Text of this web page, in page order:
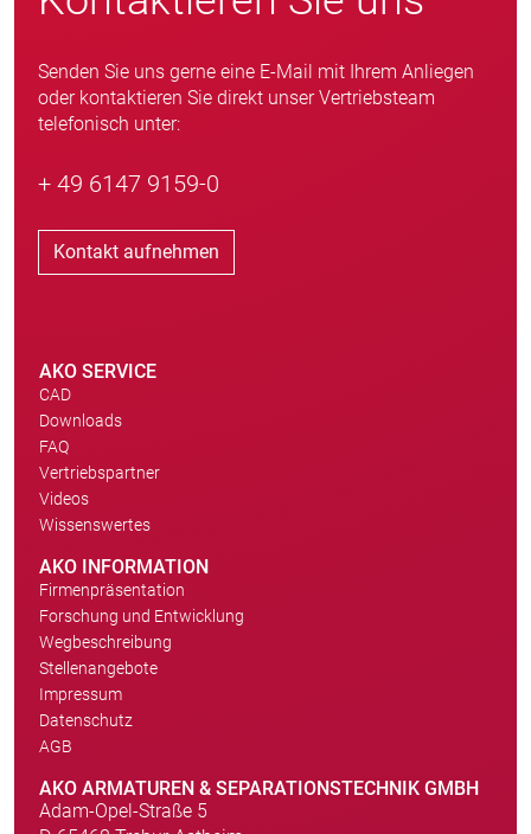
Senden Sie uns gerne eine E-Mail mit Ihrem Anliegen
oder kontaktieren Sie direkt unser Vertriebsteam
telefonisch unter:
+ 49 6147 9159-0
Kontakt aufnehmen
AKO SERVICE
CAD
Downloads
FAQ
Vertriebspartner
Videos
Wissenswertes
AKO INFORMATION
Firmenpräsentation
Forschung und Entwicklung
Wegbeschreibung
Stellenangebote
Impressum
Datenschutz
AGB
AKO ARMATUREN & SEPARATIONSTECHNIK GMBH
Adam-Opel-Straße 5